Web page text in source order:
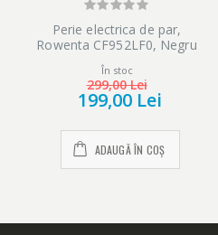
Perie electrica de par,
Rowenta CF952LF0, Negru
În stoc
299,00 Lei
199,00 Lei
ADAUGĂ ÎN COȘ